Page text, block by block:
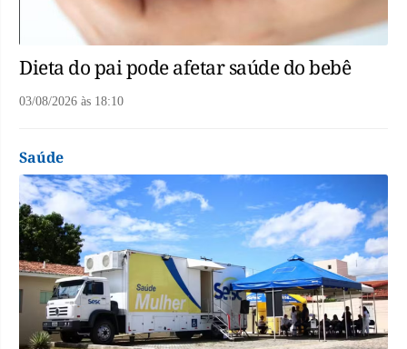
Dieta do pai pode afetar saúde do bebê
03/08/2026 às 18:10
Saúde